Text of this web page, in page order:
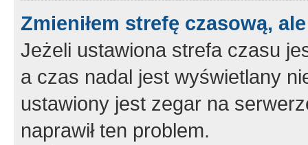
Zmieniłem strefę czasową,
Jeżeli ustawiona strefa czasu
a czas nadal jest wyświetlany
ustawiony jest zegar na
naprawił ten problem.